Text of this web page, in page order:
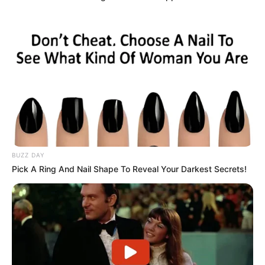
BUZZ DAY
Pick A Ring And Nail Shape To Reveal Your Darkest Secrets!